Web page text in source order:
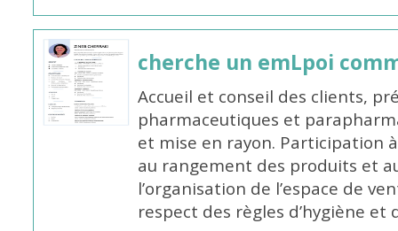
cherche un emLpoi
Accueil et conseil des clients,
pharmaceutiques et
et mise en rayon. Participation
au rangement des produits et
l’organisation de l’espace de
respect des règles d’hygiène et